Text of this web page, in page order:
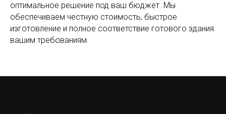
оптимальное решение под ваш бюджет. Мы
обеспечиваем честную стоимость, быстрое
изготовление и полное соответствие готового здания
вашим требованиям.